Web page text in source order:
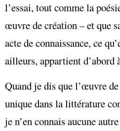
l’essai, tout comme la
œuvre de création – et que
acte de connaissance, ce
ailleurs, appartient d’abord
Quand je dis que l’œuvre
unique dans la littérature
je n’en connais aucune